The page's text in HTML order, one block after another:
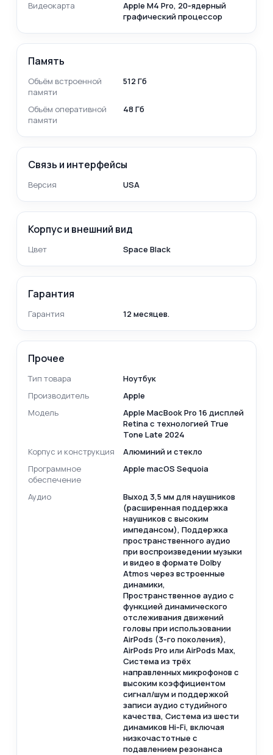
Видеокарта
Apple M4 Pro, 20‑ядерный
графический процессор
Память
Объём встроенной
памяти
512 Гб
Объём оперативной
памяти
48 Гб
Связь и интерфейсы
Версия USA
Корпус и внешний вид
Цвет Space Black
Гарантия
Гарантия 12 месяцев.
Прочее
Тип товара
Ноутбук
Производитель
Apple
Модель
Apple MacBook Pro 16 дисплей
Retina с технологией True
Tone Late 2024
Корпус и конструкция
Алюминий и стекло
Программное
обеспечение
Apple macOS Sequoia
Аудио
Выход 3,5 мм для наушников
(расширенная поддержка
наушников с высоким
импедансом), Поддержка
пространственного аудио
при воспроизведении музыки
и видео в формате Dolby
Atmos через встроенные
динамики,
Пространственное аудио с
функцией динамического
отслеживания движений
головы при использовании
AirPods (3‑го поколения),
AirPods Pro или AirPods Max,
Система из трёх
направленных микрофонов с
высоким коэффициентом
сигнал/шум и поддержкой
записи аудио студийного
качества, Система из шести
динамиков Hi‑Fi, включая
низкочастотные с
подавлением резонанса